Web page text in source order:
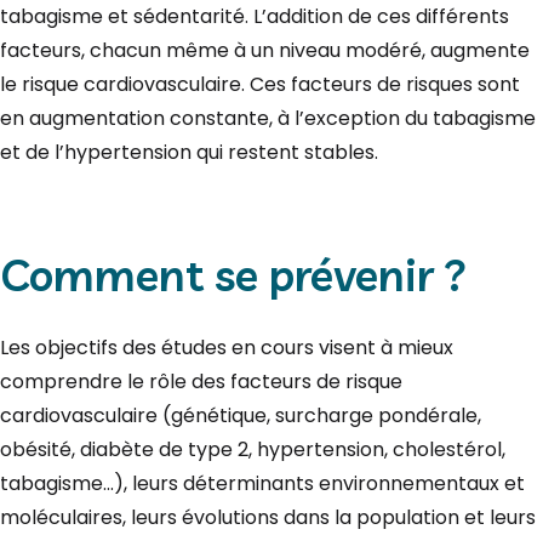
tabagisme et sédentarité. L’addition de ces différents
facteurs, chacun même à un niveau modéré, augmente
le risque cardiovasculaire. Ces facteurs de risques sont
en augmentation constante, à l’exception du tabagisme
et de l’hypertension qui restent stables.
Comment se prévenir ?
Les objectifs des études en cours visent à mieux
comprendre le rôle des facteurs de risque
cardiovasculaire (génétique, surcharge pondérale,
obésité, diabète de type 2, hypertension, cholestérol,
tabagisme…), leurs déterminants environnementaux et
moléculaires, leurs évolutions dans la population et leurs